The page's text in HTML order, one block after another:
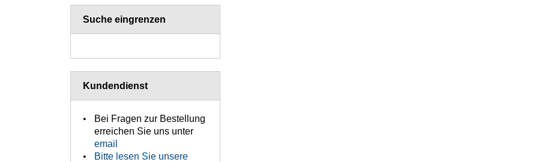
Suche eingrenzen
Kundendienst
Bei Fragen zur Bestellung
erreichen Sie uns unter
email
Bitte lesen Sie unsere